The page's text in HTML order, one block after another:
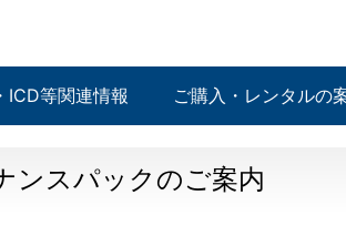
ICD等関連情報 ご購入・レンタルの
ンスパックのご案内